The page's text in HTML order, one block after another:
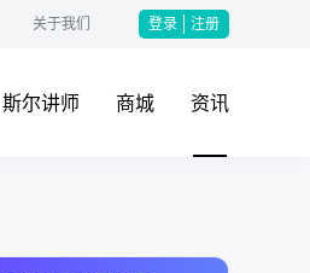
关于我们 登录 注册
斯尔讲师 商城 资讯